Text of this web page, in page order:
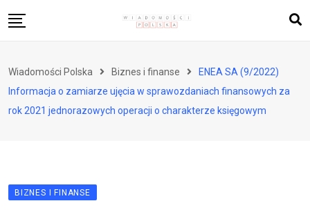
to
Zdrowie i styl życia
Polityka i społeczeństwo
Wiadomości Polska Biznes i finanse
ENEA SA (9/2022)
Informacja o zamiarze ujęcia w sprawozdaniach finansowych za
rok 2021 jednorazowych operacji o charakterze księgowym
BIZNES I FINANSE